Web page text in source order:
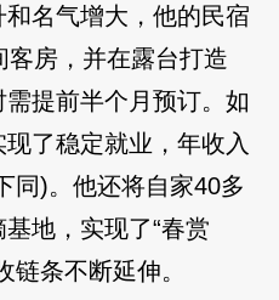
名气增大，他的民宿
房，并在露台打造
提前半个月预订。如
了稳定就业，年收入
同)。他还将自家40多
地，实现了“春赏
链条不断延伸。